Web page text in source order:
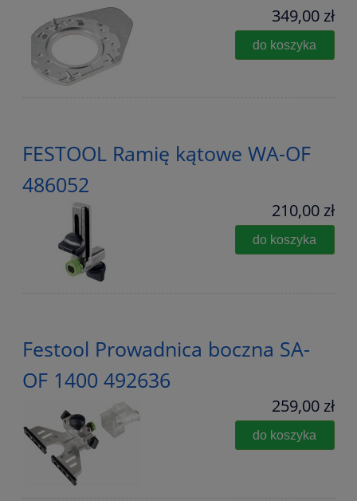
349,00 zł
do koszyka
FESTOOL Ramię kątowe WA-OF
486052
210,00 zł
do koszyka
Festool Prowadnica boczna SA-
OF 1400 492636
259,00 zł
do koszyka